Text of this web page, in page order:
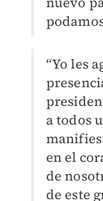
“Yo les
a todos
en el
de
de este